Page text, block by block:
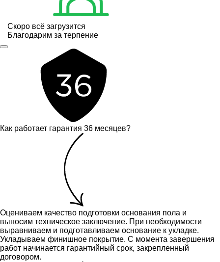
Скоро всё загрузится
Благодарим за терпение
Как работает гарантия 36 месяцев?
Оцениваем качество подготовки основания пола и
выносим техническое заключение. При необходимости
выравниваем и подготавливаем основание к укладке.
Укладываем финишное покрытие. С момента завершения
работ начинается гарантийный срок, закрепленный
договором.